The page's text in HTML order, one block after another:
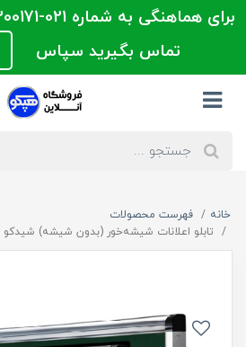
تماس بگیرید سپاس
خانه
فهرست محصولات
تابلو اعلانات شیشه‌خور (بدون شیشه) شیدکو سایز 70*50